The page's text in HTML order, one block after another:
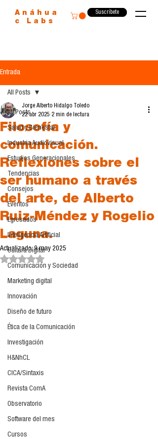
Anáhua
c Labs
Suscríbete
Entrada
All Posts
Salud y Bienestar
Industria Audiovisual
Estudios Generacionales
Tendencias
Consejos
Eventos
Egresados
Inteligencia Artificial
Cultura Digital
Comunicación y Sociedad
Marketing digital
Innovación
Diseño de futuro
Ética de la Comunicación
Investigación
H&NhCL
CICA/Sintaxis
Revista ComA
Observatorio
Software del mes
Cursos
All Posts
Filosofía y
comunicación.
Reflexiones sobre el
ser humano a través
del arte, de Alberto
Ruiz-Méndez y Rogelio
Laguna.
Jorge Alberto Hidalgo Toledo
22 abr 2025 2 min de lectura
Actualizado:9 may 2025
Obtuvo NaN de 5 estrellas.